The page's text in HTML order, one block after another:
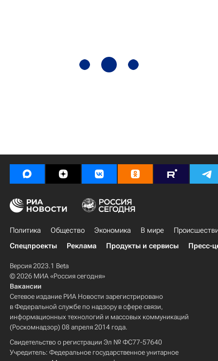
Политика Общество Экономика В мире
Спецпроекты
Реклама Продукты и сервисы Пресс-
Версия 2023.1 Beta
© 2026 МИА «Россия сегодня»
Вакансии
Сетевое издание РИА Новости зарегистрировано
в Федеральной службе по надзору в сфере связи,
информационных технологий и массовых коммуникаций
(Роскомнадзор) 08 апреля 2014 года.
Свидетельство о регистрации Эл № ФС77-57640
Учредитель: Федеральное государственное унитарное